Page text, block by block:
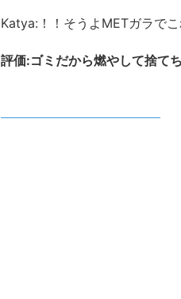
Katya:！！そうよMETガラでこ
評価:ゴミだから燃やして捨てち